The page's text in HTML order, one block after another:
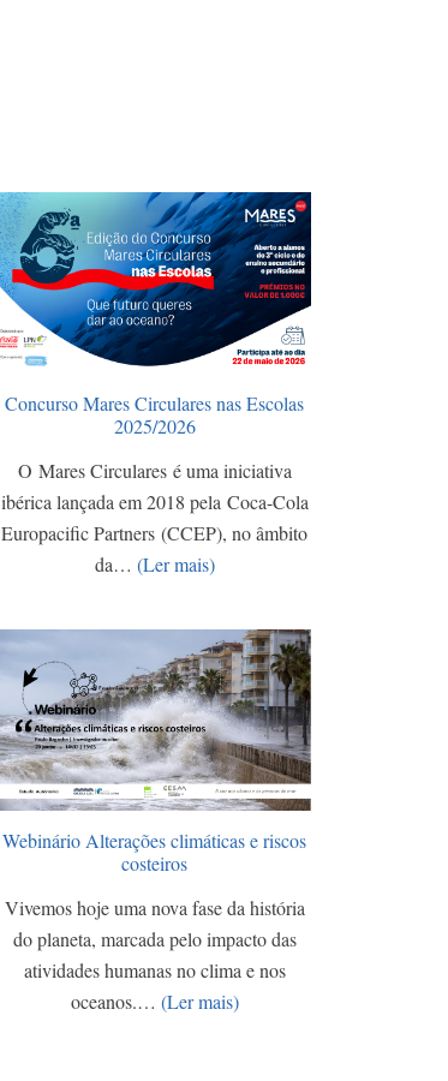
Concurso Mares Circulares nas Escolas
2025/2026
O Mares Circulares é uma iniciativa
ibérica lançada em 2018 pela Coca-Cola
Europacific Partners (CCEP), no âmbito
da… (Ler mais)
Webinário Alterações climáticas e riscos
costeiros
Vivemos hoje uma nova fase da história
do planeta, marcada pelo impacto das
atividades humanas no clima e nos
oceanos.… (Ler mais)